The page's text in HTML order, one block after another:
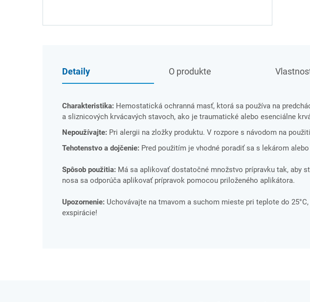
Detaily O produkte
Charakteristika: Hemostatická ochranná masť, ktorá sa používa na
a sliznicových krvácavých stavoch, ako je traumatické alebo esenciálne
Nepoužívajte: Pri alergii na zložky produktu. V rozpore s návodom na
Tehotenstvo a dojčenie: Pred použitím je vhodné poradiť sa s lekárom
Spôsob použitia: Má sa aplikovať dostatočné množstvo prípravku tak, aby
nosa sa odporúča aplikovať prípravok pomocou priloženého aplikátora.
Upozornenie: Uchovávajte na tmavom a suchom mieste pri teplote do
exspirácie!